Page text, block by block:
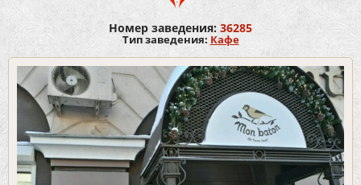
Номер заведения: 36285
Тип заведения: Кафе